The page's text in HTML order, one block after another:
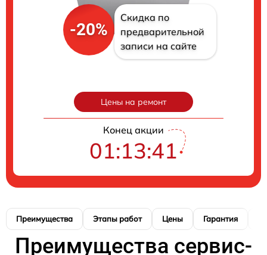
-20%
Скидка по
предварительной
записи на сайте
Цены на ремонт
Конец акции
01:13:40
Преимущества Этапы работ Цены Гарантия
Преимущества сервис-